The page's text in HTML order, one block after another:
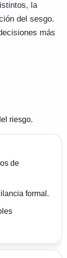
la
del sesgo.
más
riesgo.
de
formal.